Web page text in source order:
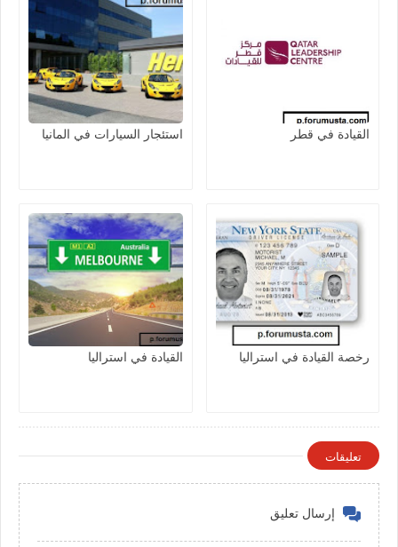
القيادة في قطر استئجار السيارات في المانيا
رخصة القيادة في استراليا القيادة في استراليا
تعليقات
إرسال تعليق